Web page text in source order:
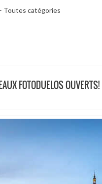
Toutes catégories
FOTODUELOS OUVERTS!